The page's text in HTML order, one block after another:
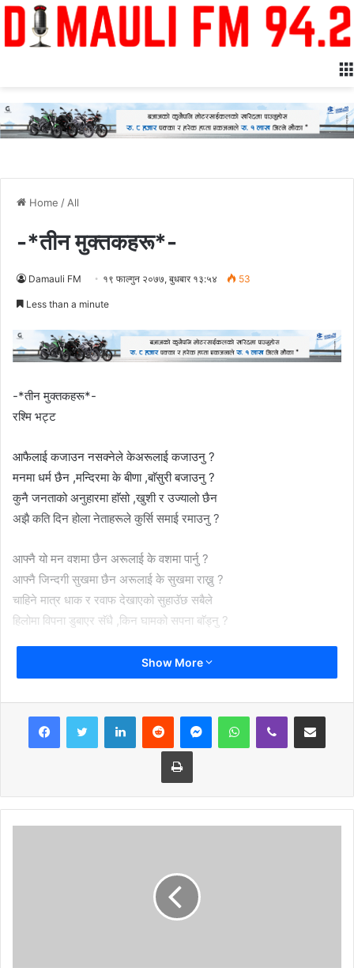
Home / All
-*तीन मुक्तकहरू*-
Damauli FM १९ फाल्गुन २०७७, बुधबार १३:५४ 53
Less than a minute
-*तीन मुक्तकहरू*-
रश्मि भट्ट
आफैलाई कजाउन नसक्नेले केअरूलाई कजाउनु ?
मनमा धर्म छैन ,मन्दिरमा के बीणा ,बाॅसुरी बजाउनु ?
कुनै जनताको अनुहारमा हाॅसो ,खुशी र उज्यालो छैन
अझै कति दिन होला नेताहरूले कुर्सि समाई रमाउनु ?
आफ्नै यो मन वशमा छैन अरूलाई के वशमा पार्नु ?
आफ्नै जिन्दगी सुखमा छैन अरूलाई के सुखमा राख्नु ?
चाहिने मात्र धाक र रवाफ देखाएको सुहाउॅछ सबैले
हिलोमा विपना डुबाएर सॅधै ,किन घामको सपना बाॅड्नु ?
रातमा कसैको नीद छैन ,दिनमा कसैको चैन छैन
निर्धोको लागि कहिल्यै देशमा कानुन र ऐन छैन
बिजुली छ ,सोलार,छ जेनेरेटर छ तिम्रो घरमा आहा!
सुदुर वस्तीमा , पुगेर हेर त लाल्टिन ,टुकी र मैन छैन ।।
Show More
Print